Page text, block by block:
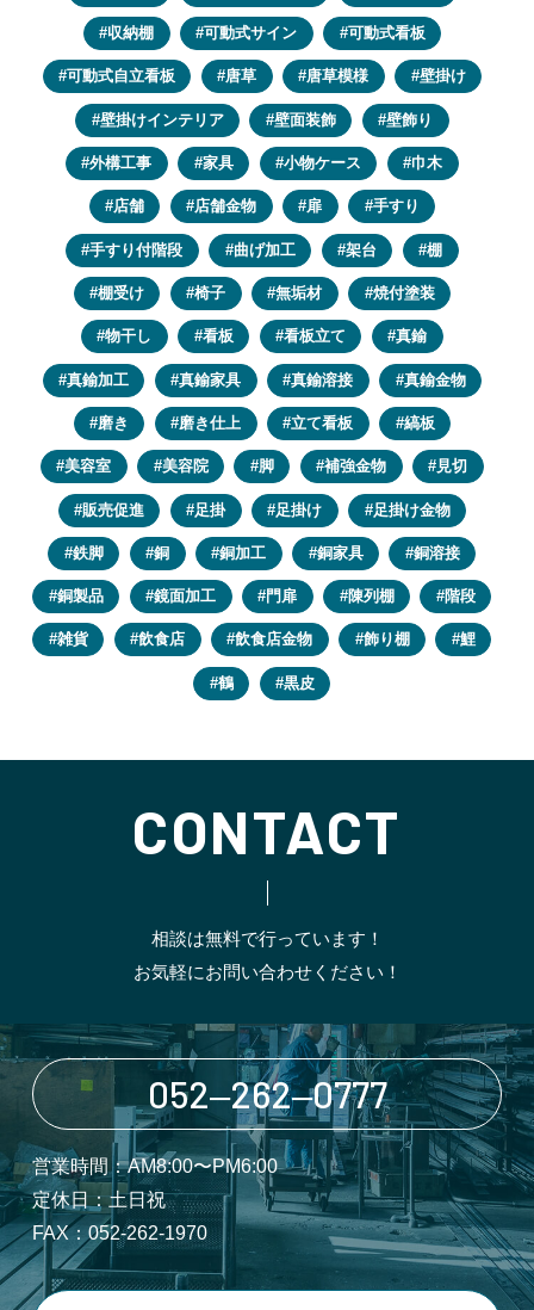
収納棚 可動式サイン 可動式看板
可動式自立看板 唐草 唐草模様 壁掛け
壁掛けインテリア 壁面装飾 壁飾り
外構工事 家具 小物ケース 巾木
店舗 店舗金物 扉 手すり
手すり付階段 曲げ加工 架台 棚
棚受け 椅子 無垢材 焼付塗装
物干し 看板 看板立て 真鍮
真鍮加工 真鍮家具 真鍮溶接 真鍮金物
磨き 磨き仕上 立て看板 縞板
美容室 美容院 脚 補強金物 見切
販売促進 足掛 足掛け 足掛け金物
鉄脚 銅 銅加工 銅家具 銅溶接
銅製品 鏡面加工 門扉 陳列棚 階段
雑貨 飲食店 飲食店金物 飾り棚 鯉
鶴 黒皮
CONTACT
相談は無料で行っています！
お気軽にお問い合わせください！
052‒262‒0777
営業時間：AM8:00〜PM6:00
定休日：土日祝
FAX：052-262-1970